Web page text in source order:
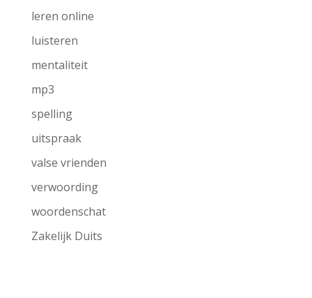
leren online
luisteren
mentaliteit
mp3
spelling
uitspraak
valse vrienden
verwoording
woordenschat
Zakelijk Duits